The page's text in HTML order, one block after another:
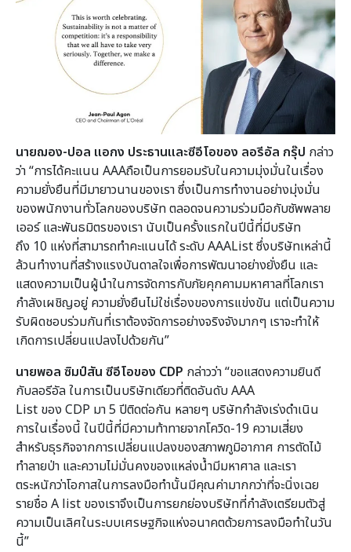
นายฌอง-ปอล แอกง ประธานและซีอีโอของ ลอรีอัล กรุ๊ป กล่าว
ว่า “การได้คะแนน AAAถือเป็นการยอมรับในความมุ่งมั่นในเรื่อง
ความยั่งยืนที่มีมายาวนานของเรา ซึ่งเป็นการทำงานอย่างมุ่งมั่น
ของพนักงานทั่วโลกของบริษัท ตลอดจนความร่วมมือกับซัพพลาย
เออร์ และพันธมิตรของเรา นับเป็นครั้งแรกในปีนี้ที่มีบริษัท
ถึง 10 แห่งที่สามารถทำคะแนนได้ ระดับ AAAList ซึ่งบริษัทเหล่านี้
ล้วนทำงานที่สร้างแรงบันดาลใจเพื่อการพัฒนาอย่างยั่งยืน และ
แสดงความเป็นผู้นำในการจัดการกับภัยคุกคามมหาศาลที่โลกเรา
กำลังเผชิญอยู่ ความยั่งยืนไม่ใช่เรื่องของการแข่งขัน แต่เป็นความ
รับผิดชอบร่วมกันที่เราต้องจัดการอย่างจริงจังมากๆ เราจะทำให้
เกิดการเปลี่ยนแปลงไปด้วยกัน”
นายพอล ซิมป์สัน ซีอีโอของ CDP กล่าวว่า “ขอแสดงความยินดี
กับลอรีอัล ในการเป็นบริษัทเดียวที่ติดอันดับ AAA
List ของ CDP มา 5 ปีติดต่อกัน หลายๆ บริษัทกำลังเร่งดำเนิน
การในเรื่องนี้ ในปีนี้ที่มีความท้าทายจากโควิด-19 ความเสี่ยง
สำหรับธุรกิจจากการเปลี่ยนแปลงของสภาพภูมิอากาศ การตัดไม้
ทำลายป่า และความไม่มั่นคงของแหล่งน้ำมีมหาศาล และเรา
ตระหนักว่าโอกาสในการลงมือทำนั้นมีคุณค่ามากกว่าที่จะนิ่งเฉย
รายชื่อ A list ของเราจึงเป็นการยกย่องบริษัทที่กำลังเตรียมตัวสู่
ความเป็นเลิศในระบบเศรษฐกิจแห่งอนาคตด้วยการลงมือทำในวัน
นี้”